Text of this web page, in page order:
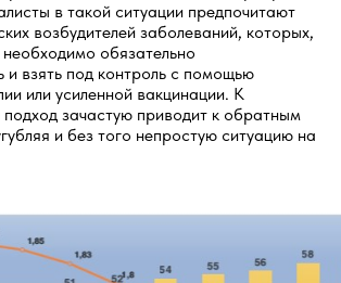
в такой ситуации предпочитают
возбудителей заболеваний, которых,
обязательно
и взять под контроль с помощью
или усиленной вакцинации. К
зачастую приводит к обратным
и без того непростую ситуацию на